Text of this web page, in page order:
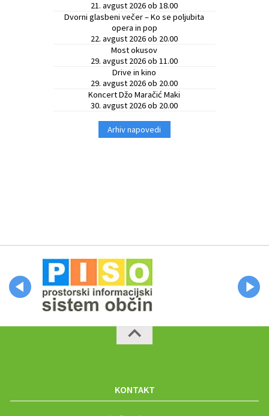
21. avgust 2026 ob 18.00
Dvorni glasbeni večer – Ko se poljubita
opera in pop
22. avgust 2026 ob 20.00
Most okusov
29. avgust 2026 ob 11.00
Drive in kino
29. avgust 2026 ob 20.00
Koncert Džo Maračić Maki
30. avgust 2026 ob 20.00
Arhiv napovedi
KONTAKT